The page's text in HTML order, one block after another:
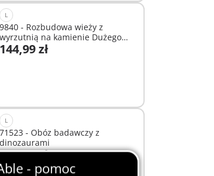
L
9840 - Rozbudowa wieży z
wyrzutnią na kamienie Dużego
zamku Novelmore
144,99 zł
Dodaj do koszyka
L
71523 - Obóz badawczy z
dinozaurami
zł
Dodaj do koszyka